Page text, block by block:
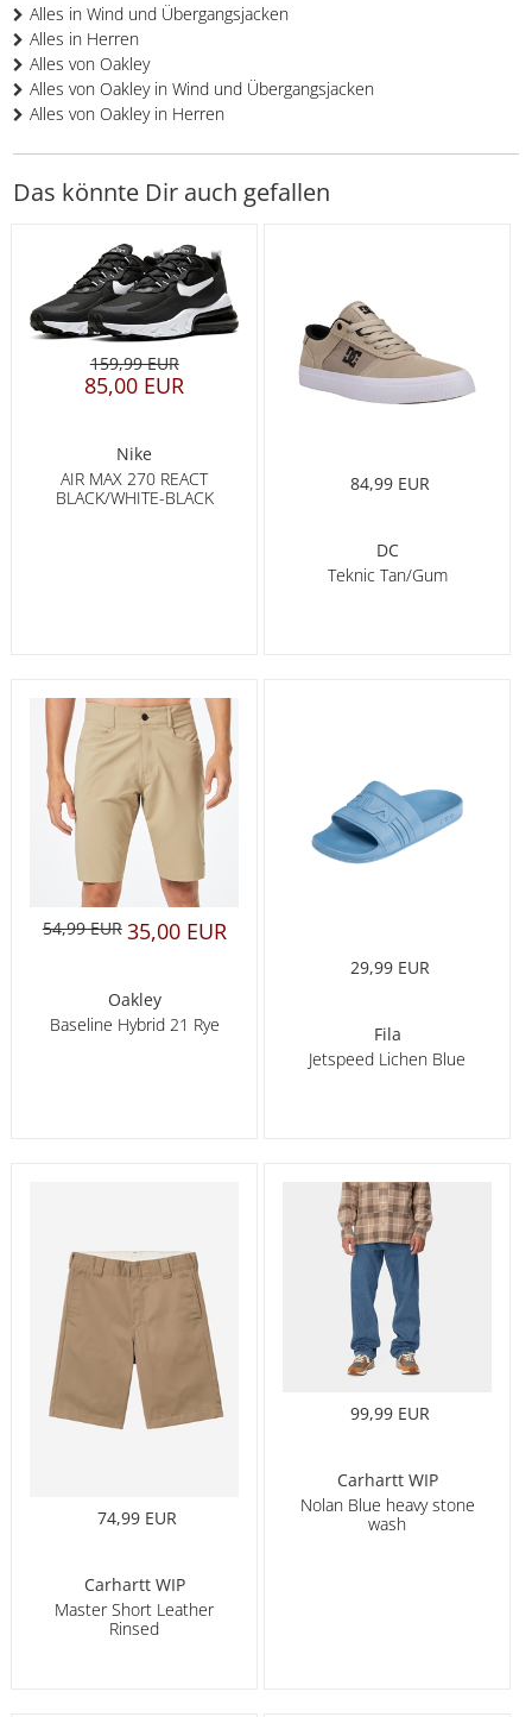
Alles in Wind und Übergangsjacken
Alles in Herren
Alles von Oakley
Alles von Oakley in Wind und Übergangsjacken
Alles von Oakley in Herren
Das könnte Dir auch gefallen
159,99 EUR
85,00 EUR
Nike
AIR MAX 270 REACT
BLACK/WHITE-BLACK
84,99 EUR
DC
Teknic Tan/Gum
54,99 EUR 35,00 EUR
Oakley
Baseline Hybrid 21 Rye
29,99 EUR
Fila
Jetspeed Lichen Blue
74,99 EUR
Carhartt WIP
Master Short Leather
Rinsed
99,99 EUR
Carhartt WIP
Nolan Blue heavy stone
wash